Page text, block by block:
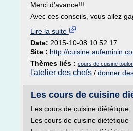
Merci d'avance!!!
Avec ces conseils, vous allez
Lire la suite
Date: 2015-10-08 10:52:17
Site : http://
Thèmes liés : cours de cuisine
l'atelier des chefs / donner
Les cours de cuisine
Les cours de cuisine diététique
Les cours de cuisine diététique